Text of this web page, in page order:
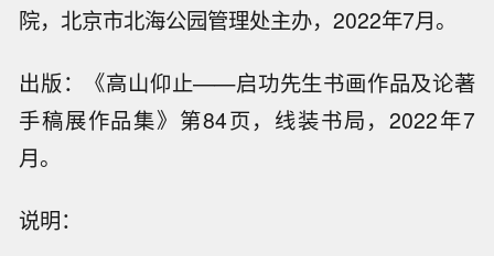
院，北京市北海公园管理处主办，2022年7月。
出版：《高山仰止——启功先生书画作品及论著
手稿展作品集》第84页，线装书局，2022年7
月。
说明：